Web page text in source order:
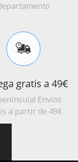
gratis a 49€
Envíos
a partir de 49€